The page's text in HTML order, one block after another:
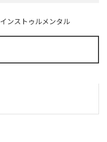
インストゥルメンタル